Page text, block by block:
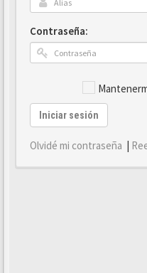
Contraseña:
Iniciar sesión
Olvidé mi contraseña |